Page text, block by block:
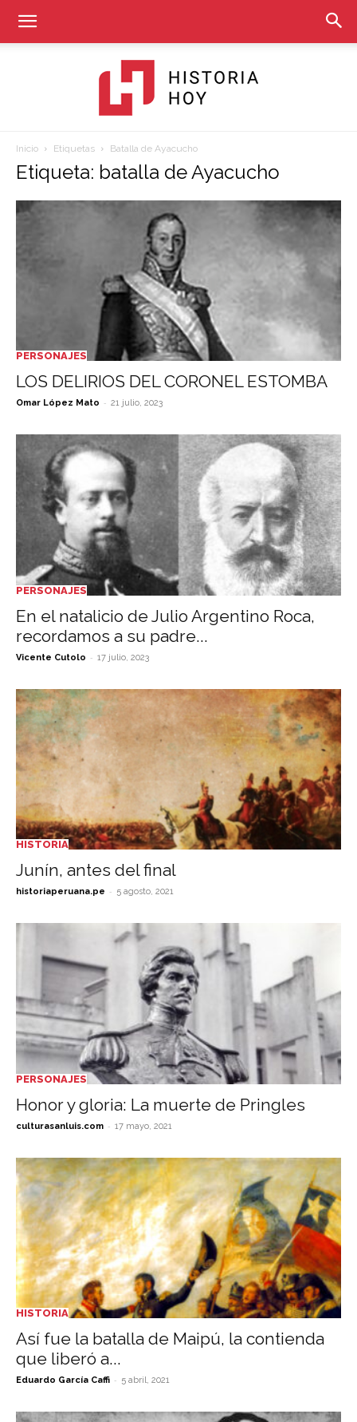
Historia
Hoy
Inicio Etiquetas Batalla de Ayacucho
Etiqueta: batalla de Ayacucho
PERSONAJES
LOS DELIRIOS DEL CORONEL ESTOMBA
Omar López Mato - 21 julio, 2023
PERSONAJES
En el natalicio de Julio Argentino Roca,
recordamos a su padre...
Vicente Cutolo - 17 julio, 2023
HISTORIA
Junín, antes del final
historiaperuana.pe - 5 agosto, 2021
PERSONAJES
Honor y gloria: La muerte de Pringles
culturasanluis.com - 17 mayo, 2021
HISTORIA
Así fue la batalla de Maipú, la contienda
que liberó a...
Eduardo García Caffi - 5 abril, 2021